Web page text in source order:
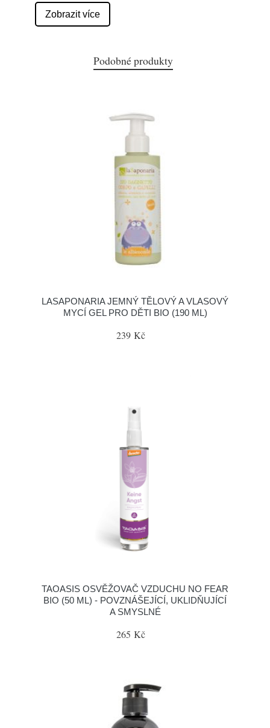
Zobrazit více
Podobné produkty
LASAPONARIA JEMNÝ TĚLOVÝ A VLASOVÝ
MYCÍ GEL PRO DĚTI BIO (190 ML)
239 Kč
TAOASIS OSVĚŽOVAČ VZDUCHU NO FEAR
BIO (50 ML) - POVZNÁŠEJÍCÍ, UKLIDŇUJÍCÍ
A SMYSLNÉ
265 Kč